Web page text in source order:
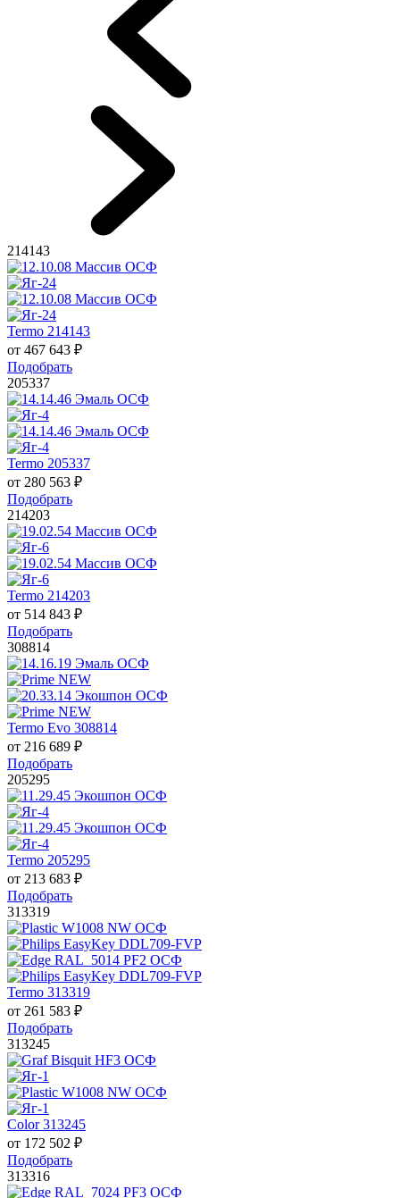
214143
Termo 214143
от 467 643 ₽
Подобрать
205337
Termo 205337
от 280 563 ₽
Подобрать
214203
Termo 214203
от 514 843 ₽
Подобрать
308814
Termo Evo 308814
от 216 689 ₽
Подобрать
205295
Termo 205295
от 213 683 ₽
Подобрать
313319
Termo 313319
от 261 583 ₽
Подобрать
313245
Color 313245
от 172 502 ₽
Подобрать
313316